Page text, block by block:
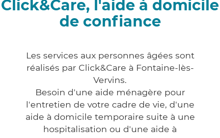
Click&Care, l'aide à domicile
de confiance
Les services aux personnes âgées sont
réalisés par Click&Care à Fontaine-lès-
Vervins.
Besoin d'une aide ménagère pour
l'entretien de votre cadre de vie, d'une
aide à domicile temporaire suite à une
hospitalisation ou d'une aide à